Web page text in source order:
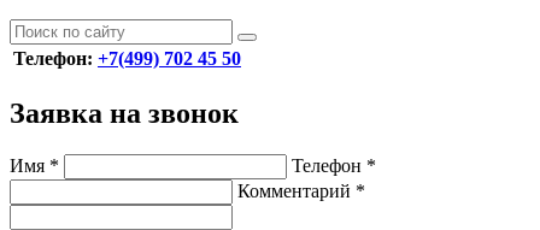
Телефон: +7(499) 702 45 50
Заявка на звонок
Имя * Телефон *
Комментарий *